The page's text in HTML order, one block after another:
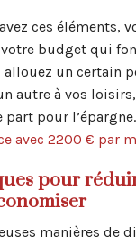
ces éléments,
budget qui
allouez un certain
autre à vos
pour l’épargne.
avec 2200 € par
pour
manières de